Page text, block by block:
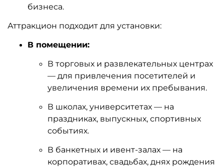
бизнеса.
Аттракцион подходит для установки:
В помещении:
В торговых и развлекательных центрах
— для привлечения посетителей и
увеличения времени их пребывания.
В школах, университетах — на
праздниках, выпускных, спортивных
событиях.
В банкетных и ивент-залах — на
корпоративах, свадьбах, днях рождения